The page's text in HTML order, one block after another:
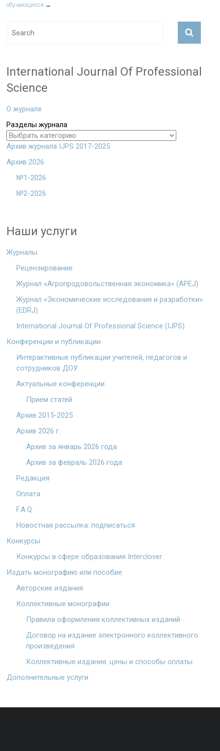
обучающихся →
International Journal Of Professional
Science
О журнале
Разделы журнала
Архив журнала IJPS 2017-2025
Архив 2026
№1-2026
№2-2026
Наши услуги
Журналы
Рецензирование
Журнал «Агропродовольственная экономика» (APEJ)
Журнал «Экономические исследования и разработки»
(EDRJ)
International Journal Of Professional Science (IJPS)
Конференции и публикации
Интерактивные публикации учителей, педагогов и
сотрудников ДОУ
Актуальные конференции
Прием статей
Архив 2015-2025
Архив 2026 г.
Архив за январь 2026 года
Архив за февраль 2026 года
Редакция
Оплата
F.A.Q.
Новостная рассылка: подписаться
Конкурсы
Конкурсы в сфере образования Interclover
Издать монографию или пособие
Авторские издания
Коллективные монографии
Правила оформления коллективных изданий
Договор на издание электронного коллективного
произведения
Коллективные издания: цены и способы оплаты
Дополнительные услуги